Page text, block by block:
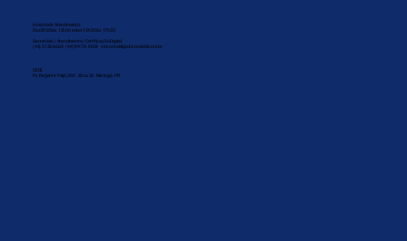
Horário de Atendimento:
Das 8h30 às 12h00 e das 13h30 às 17h30
Secretária / Atendimento / Certificação Digital
(44) 3123-6664 (44) 99731-0054 sincontabil@sincontabil.com.br
SEDE
Pç. Regente Feijó, 360 Zona 03 - Maringá - PR